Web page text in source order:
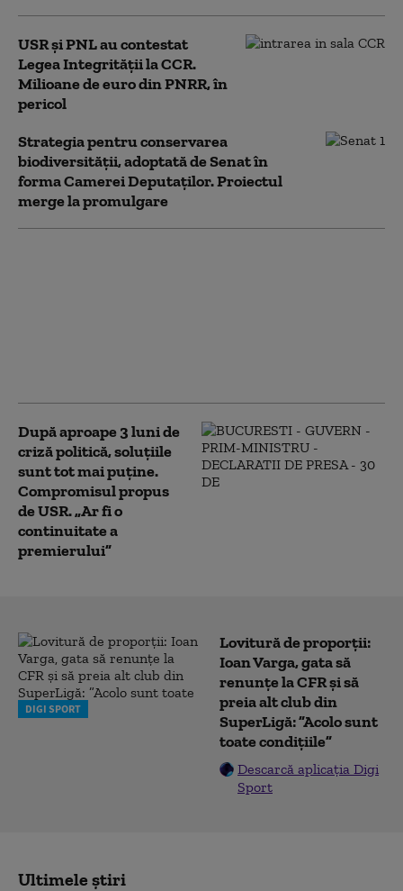
USR și PNL au contestat
Legea Integrității la CCR.
Milioane de euro din PNRR, în
pericol
Strategia pentru conservarea
biodiversității, adoptată de Senat în
forma Camerei Deputaților. Proiectul
merge la promulgare
După aproape 3 luni de
criză politică, soluțiile
sunt tot mai puține.
Compromisul propus
de USR. „Ar fi o
continuitate a
premierului”
DIGI SPORT
Lovitură de proporții:
Ioan Varga, gata să
renunțe la CFR și să
preia alt club din
SuperLigă: ”Acolo sunt
toate condițiile”
Descarcă aplicația Digi
Sport
Ultimele știri